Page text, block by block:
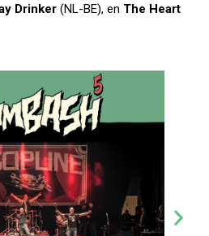
Drinker (NL-BE), en The Heart